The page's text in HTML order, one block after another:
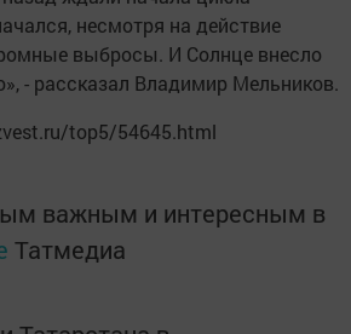
несмотря на действие
выбросы. И Солнце внесло
- рассказал Владимир Мельников.
top5/54645.html
важным и интересным в
Татмедиа